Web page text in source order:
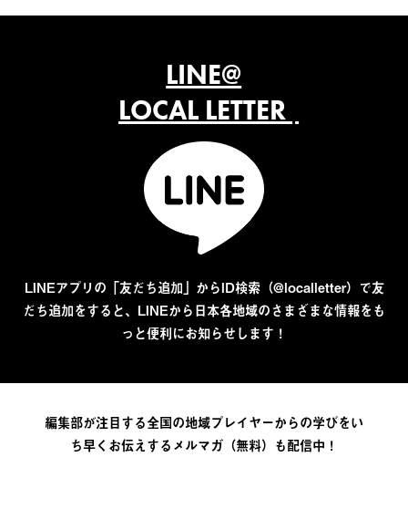
LINE@
LOCAL LETTER
LINEアプリの「友だち追加」からID検索（@localletter）で友
だち追加をすると、LINEから日本各地域のさまざまな情報をも
っと便利にお知らせします！
編集部が注目する全国の地域プレイヤーからの学びをい
ち早くお伝えするメルマガ（無料）も配信中！